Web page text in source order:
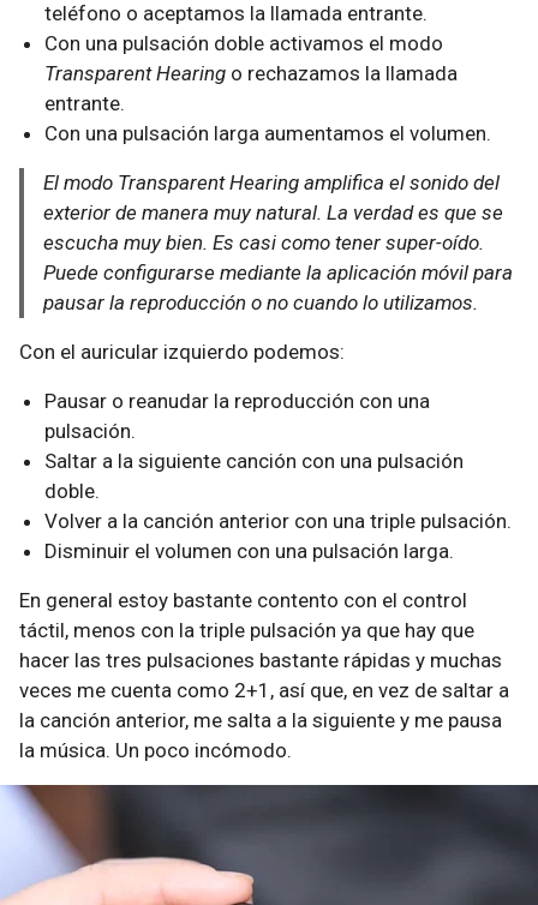
teléfono o aceptamos la llamada entrante.
Con una pulsación doble activamos el modo
Transparent Hearing o rechazamos la llamada
entrante.
Con una pulsación larga aumentamos el volumen.
El modo Transparent Hearing amplifica el sonido del
exterior de manera muy natural. La verdad es que se
escucha muy bien. Es casi como tener super-oído.
Puede configurarse mediante la aplicación móvil para
pausar la reproducción o no cuando lo utilizamos.
Con el auricular izquierdo podemos:
Pausar o reanudar la reproducción con una
pulsación.
Saltar a la siguiente canción con una pulsación
doble.
Volver a la canción anterior con una triple pulsación.
Disminuir el volumen con una pulsación larga.
En general estoy bastante contento con el control
táctil, menos con la triple pulsación ya que hay que
hacer las tres pulsaciones bastante rápidas y muchas
veces me cuenta como 2+1, así que, en vez de saltar a
la canción anterior, me salta a la siguiente y me pausa
la música. Un poco incómodo.